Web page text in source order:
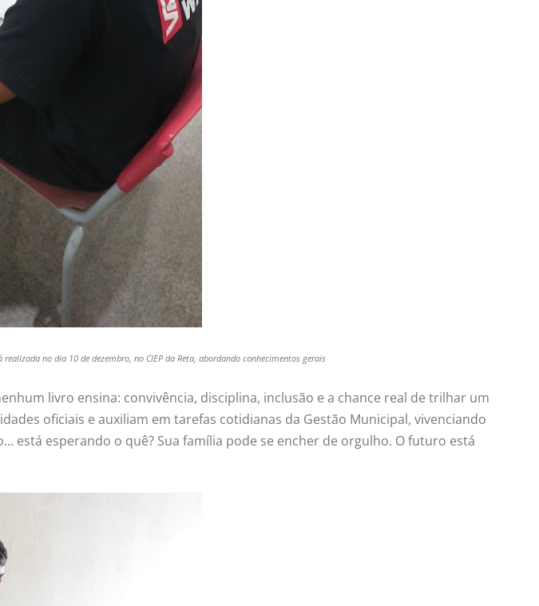
no dia 10 de dezembro, no CIEP da Reta, abordando conhecimentos gerais
livro ensina: convivência, disciplina, inclusão e a chance real de trilhar um
oficiais e auxiliam em tarefas cotidianas da Gestão Municipal, vivenciando
está esperando o quê? Sua família pode se encher de orgulho. O futuro está